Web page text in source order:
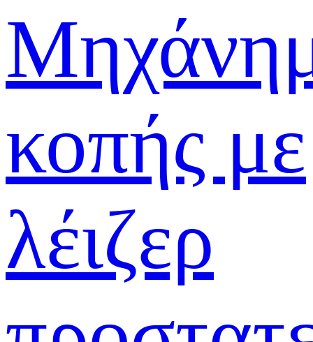
κοπής με
λέιζερ